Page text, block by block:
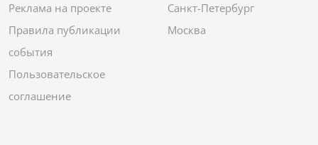
Реклама на проекте
Правила публикации
события
Пользовательское
соглашение
Санкт-Петербург
Москва